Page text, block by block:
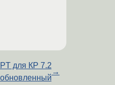
для КР 7.2
→